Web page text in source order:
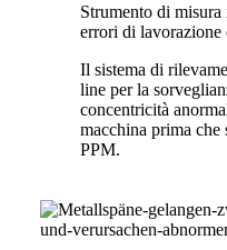
Strumento di
errori di lavorazione
Il sistema di
line per la
concentricità
macchina prima
PPM.